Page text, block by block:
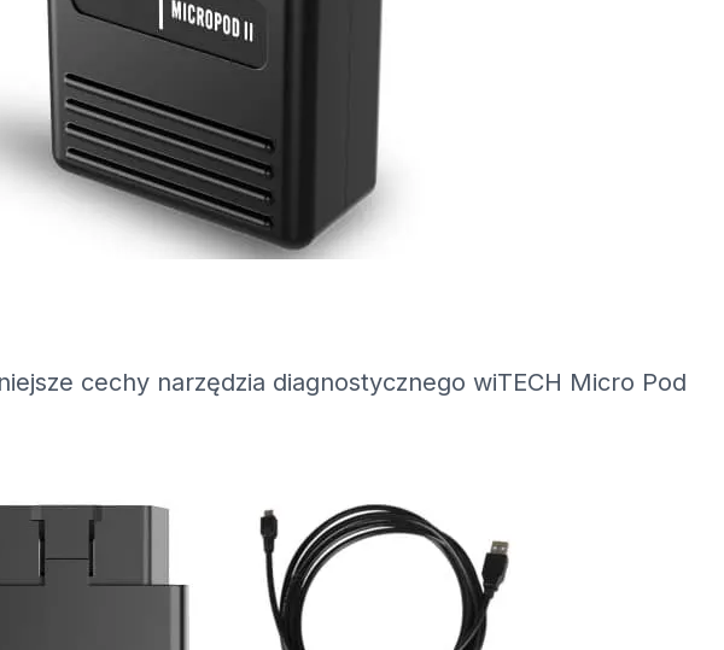
cechy narzędzia diagnostycznego wiTECH Micro Pod